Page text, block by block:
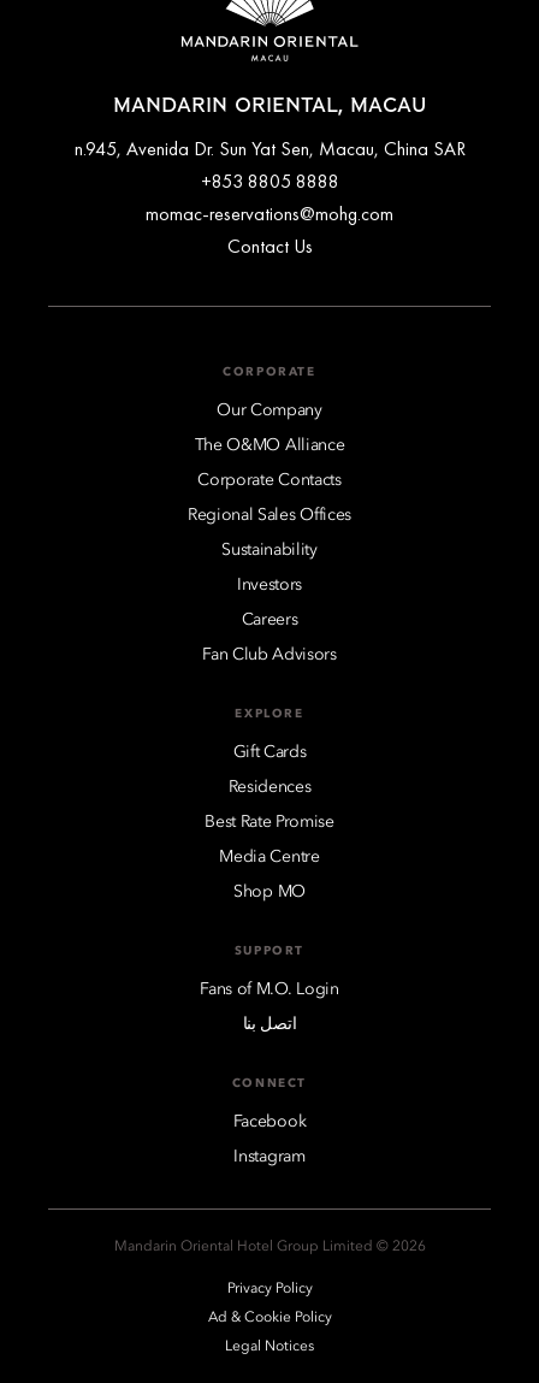
MANDARIN ORIENTAL, MACAU
n.945, Avenida Dr. Sun Yat Sen, Macau, China SAR
+853 8805 8888
momac-reservations@mohg.com
Contact Us
CORPORATE
Our Company
The O&MO Alliance
Corporate Contacts
Regional Sales Offices
Sustainability
Investors
Careers
Fan Club Advisors
EXPLORE
Gift Cards
Residences
Best Rate Promise
Media Centre
Shop MO
SUPPORT
Fans of M.O. Login
اتصل بنا
CONNECT
Facebook
Instagram
2026 © Mandarin Oriental Hotel Group Limited
Privacy Policy
Ad & Cookie Policy
Legal Notices